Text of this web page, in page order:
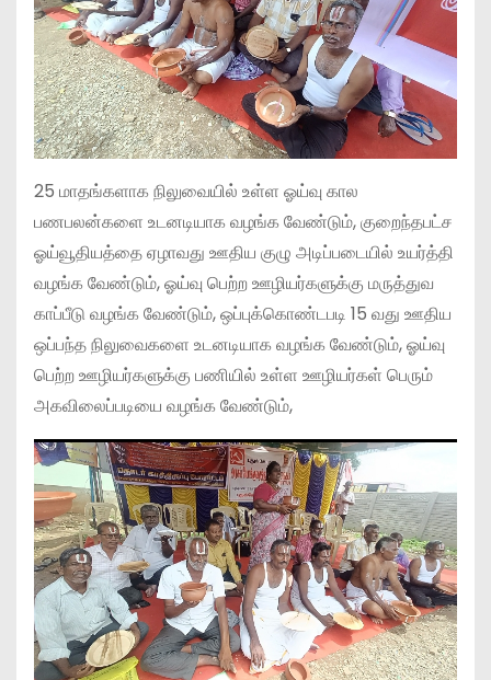
25 மாதங்களாக நிலுவையில் உள்ள ஓய்வு கால
பணபலன்களை உடனடியாக வழங்க வேண்டும், குறைந்தபட்ச
ஓய்வூதியத்தை ஏழாவது ஊதிய குழு அடிப்படையில் உயர்த்தி
வழங்க வேண்டும், ஓய்வு பெற்ற ஊழியர்களுக்கு மருத்துவ
காப்பீடு வழங்க வேண்டும், ஒப்புக்கொண்டபடி 15 வது ஊதிய
ஒப்பந்த நிலுவைகளை உடனடியாக வழங்க வேண்டும், ஓய்வு
பெற்ற ஊழியர்களுக்கு பணியில் உள்ள ஊழியர்கள் பெரும்
அகவிலைப்படியை வழங்க வேண்டும்,